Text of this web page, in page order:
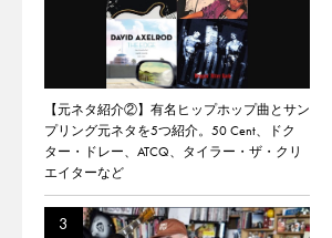
【元ネタ紹介②】有名ヒップホップ曲とサン
プリング元ネタを5つ紹介。50 Cent、ドク
ター・ドレー、ATCQ、タイラー・ザ・クリ
エイターなど